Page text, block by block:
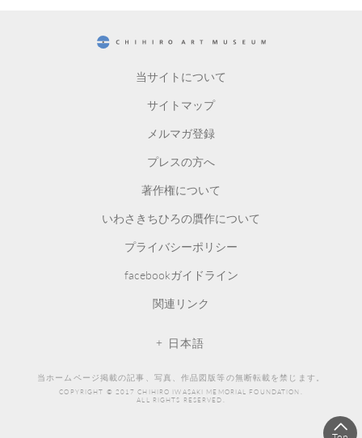
当サイトについて
サイトマップ
メルマガ登録
プレスの方へ
著作権について
いわさきちひろの贋作について
プライバシーポリシー
facebookガイドライン
関連リンク
日本語
当ホームページ掲載の記事、写真、作品図版等の無断転載を禁じます。
COPYRIGHT © 2017 CHIHIRO IWASAKI MEMORIAL FOUNDATION.
ALL RIGHTS RESERVED.